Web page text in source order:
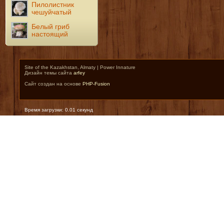
Пилолистник
чешуйчатый
Белый гриб
настоящий
Site of the Kazakhstan, Almaty | Power Innature
Дизайн темы сайта arfey
Сайт создан на основе PHP-Fusion
Время загрузки: 0.01 секунд